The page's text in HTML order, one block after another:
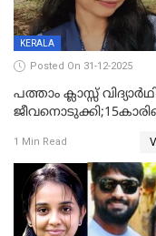
KERALA
Posted On 31-12-2025
പത്താം ക്ലാസ്സ്
കിടപ്പുമുറിയില്‍ തൂങ്ങി
നിലയിൽ
1 Min Read